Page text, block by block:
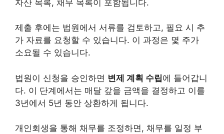
자산 목록, 채무 목록이 포함됩니다.
제출 후에는 법원에서 서류를 검토하고, 필요 시 추
가 자료를 요청할 수 있습니다. 이 과정은 몇 주가
소요될 수 있습니다.
법원이 신청을 승인하면 변제 계획 수립에 들어갑니
다. 이 단계에서는 매달 갚을 금액을 결정하고 이를
3년에서 5년 동안 상환하게 됩니다.
개인회생을 통해 채무를 조정하면, 채무를 일정 부